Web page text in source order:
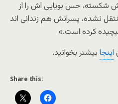
شکسته، حس بویایی اش را از
نشده، پسرانش هم زندانی اند
کرده است.»
اینجا بیشتر بخوانید.
Share this: